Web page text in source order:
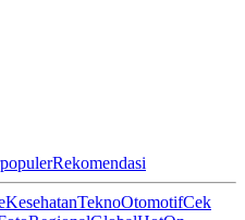
Rekomendasi
KesehatanTeknoOtomotifCek